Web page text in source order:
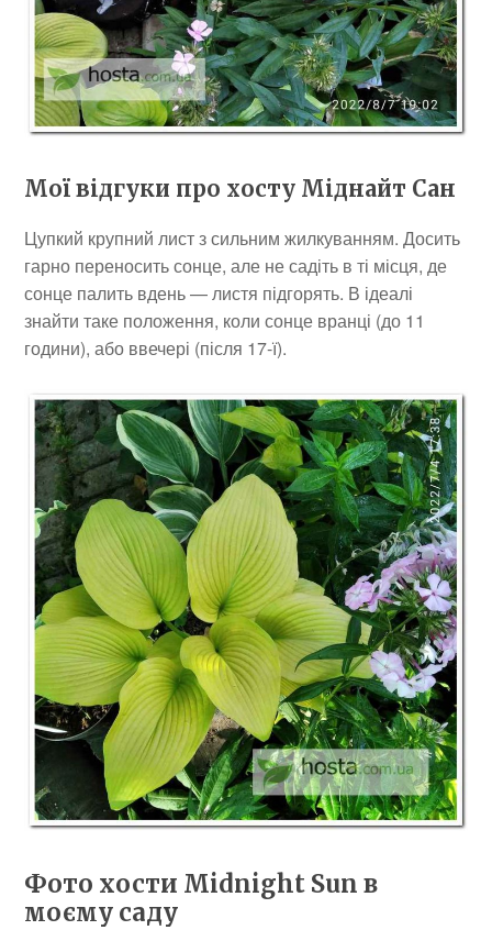
Мої відгуки про хосту Міднайт Сан
Цупкий крупний лист з сильним жилкуванням. Досить
гарно переносить сонце, але не садіть в ті місця, де
сонце палить вдень — листя підгорять. В ідеалі
знайти таке положення, коли сонце вранці (до 11
години), або ввечері (після 17-ї).
Фото хости Midnight Sun в
моєму саду